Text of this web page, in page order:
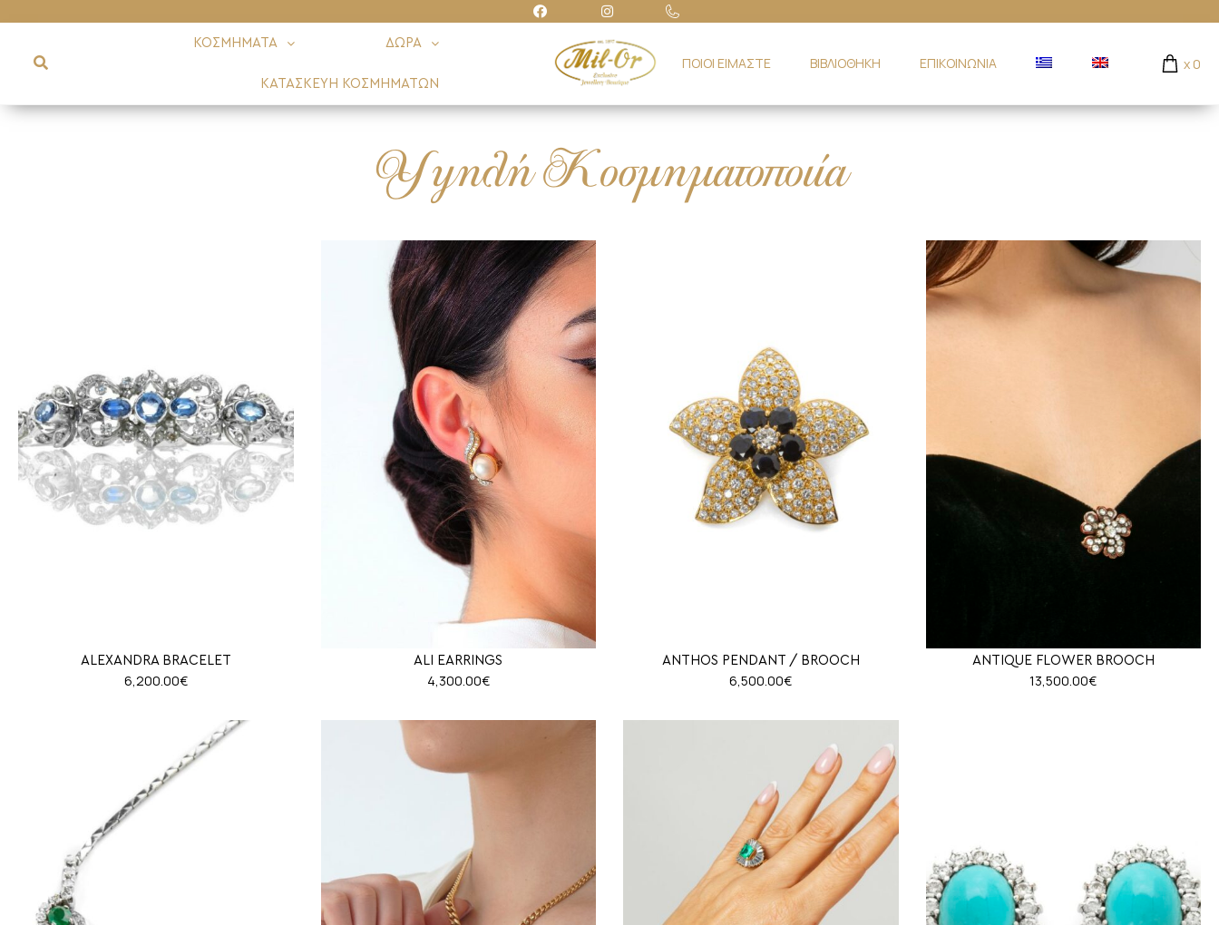
ΚΟΣΜΗΜΑΤΑ ΔΩΡΑ
ΚΑΤΑΣΚΕΥΗ ΚΟΣΜΗΜΑΤΩΝ
ΠΟΙΟΙ ΕΙΜΑΣΤΕ ΒΙΒΛΙΟΘΗΚΗ ΕΠΙΚΟΙΝΩΝΙΑ x 0
Υψηλή Κοσμηματοποιία
ALEXANDRA BRACELET
6,200.00€
ALI EARRINGS
4,300.00€
ANTHOS PENDANT / BROOCH
6,500.00€
ANTIQUE FLOWER BROOCH
13,500.00€